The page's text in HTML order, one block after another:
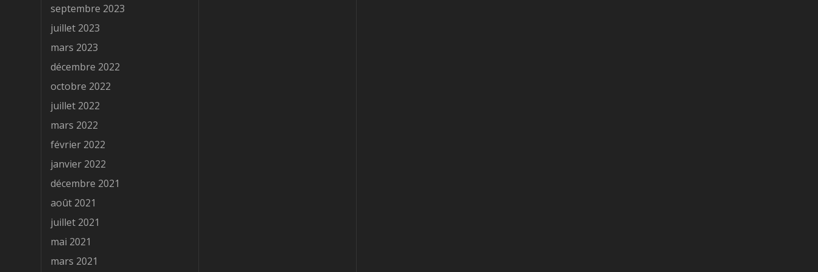
septembre 2023
juillet 2023
mars 2023
décembre 2022
octobre 2022
juillet 2022
mars 2022
février 2022
janvier 2022
décembre 2021
août 2021
juillet 2021
mai 2021
mars 2021